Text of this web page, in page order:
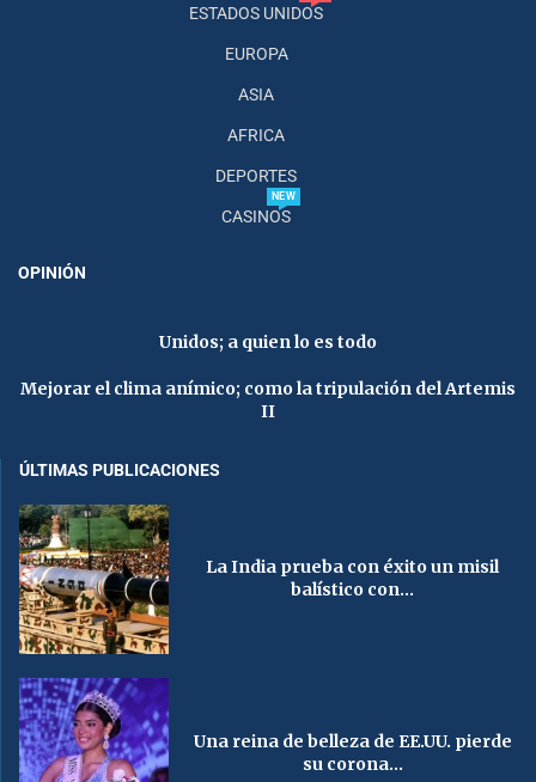
ESTADOS UNIDOS
EUROPA
ASIA
AFRICA
DEPORTES
CASINOS
NEW
OPINIÓN
Unidos; a quien lo es todo
Mejorar el clima anímico; como la tripulación del Artemis
II
ÚLTIMAS PUBLICACIONES
La India prueba con éxito un misil
balístico con...
Una reina de belleza de EE.UU. pierde
su corona...